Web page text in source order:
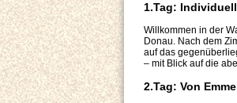
1.Tag:
Willkommen in der
Donau. Nach dem
auf das
– mit Blick auf die
2.Tag: Von